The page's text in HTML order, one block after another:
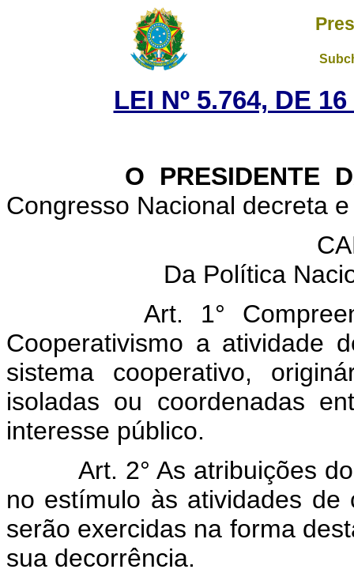
LEI Nº 5.764, DE
O PRESIDENTE DA
Congresso Nacional decreta
Da Política
Art. 1°
Cooperativismo a atividade
sistema cooperativo,
isoladas ou coordenadas
interesse público.
Art. 2° As atribuições
no estímulo às atividades de
serão exercidas na forma
sua decorrência.